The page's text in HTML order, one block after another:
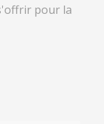
pour la